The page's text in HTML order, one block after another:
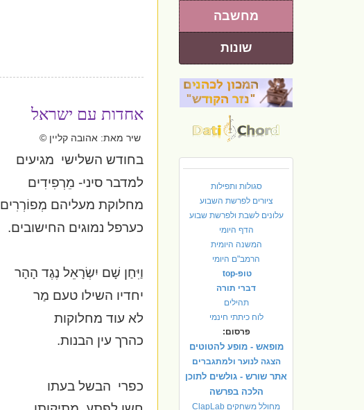
מחשבה
שונות
סגולות ותפילות
ציורים לפרשת השבוע
עלונים לשבת ולפרשת שבוע
הדף היומי
המשנה היומית
הרמב"ם היומי
טופ-top
דברי תורה
תהילים
לוח כיתתי חינמי
פרסום:
מופאש - מופע להטוטים
הצגה לנוער ולמתגברים
אתר שורש - גולשים לתוכן
הלכה בפרשה
מחולל משחקים ClapLab
אחדות עם ישראל
שיר מאת: אהובה קליין ©
בחודש השלישי מגיעים
למדבר סיני- מֵרְפִידִים
מחלוקת מעליהם מְפוֹרְרִים
כערפל נמוגים החישובים.
וַיִּחַן שָׁם יִשְׂרָאֵל נֶגֶד הָהָר
יחדיו השילו טעם מַר
לא עוד מחלוקות
כהרך עין הבנות.
כפרי הבשל בעתו